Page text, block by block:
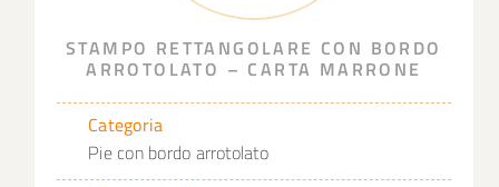
STAMPO RETTANGOLARE CON BORDO
ARROTOLATO – CARTA MARRONE
Categoria
Pie con bordo arrotolato